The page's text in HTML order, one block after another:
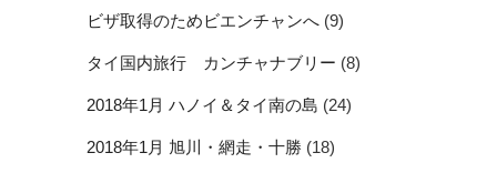
ビザ取得のためビエンチャンへ (9)
タイ国内旅行 カンチャナブリー (8)
2018年1月 ハノイ＆タイ南の島 (24)
2018年1月 旭川・網走・十勝 (18)